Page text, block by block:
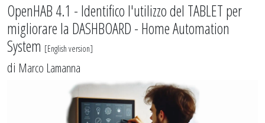
OpenHAB 4.1 - Identifico l'utilizzo del TABLET per
migliorare la DASHBOARD - Home Automation
System [English version]
di Marco Lamanna